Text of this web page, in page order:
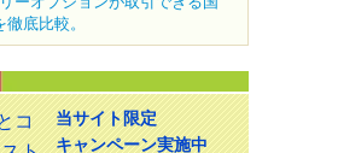
底比較。
当サイト限定
キャンペーン実施中